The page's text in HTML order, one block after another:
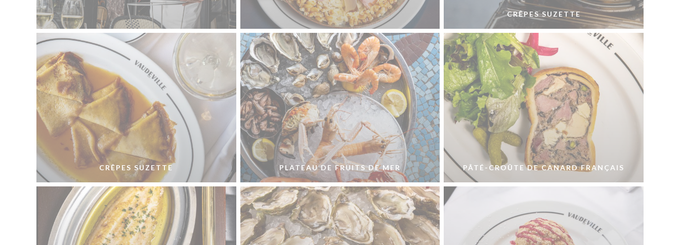
CRÊPES SUZETTE
CRÊPES SUZETTE PLATEAU DE FRUITS DE MER PÂTÉ-CROÛTE DE CANARD FRANÇAIS